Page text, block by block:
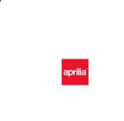
Empfohlene Verkaufspreise
abgebildeten Fahrzeuge
Farbtönen in der
oder stilistischer
Zubehörartikel und